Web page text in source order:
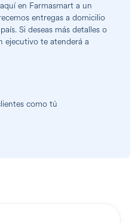
aquí en Farmasmart a un
entregas a domicilio
Si deseas más detalles o
ejecutivo te atenderá a
como tú